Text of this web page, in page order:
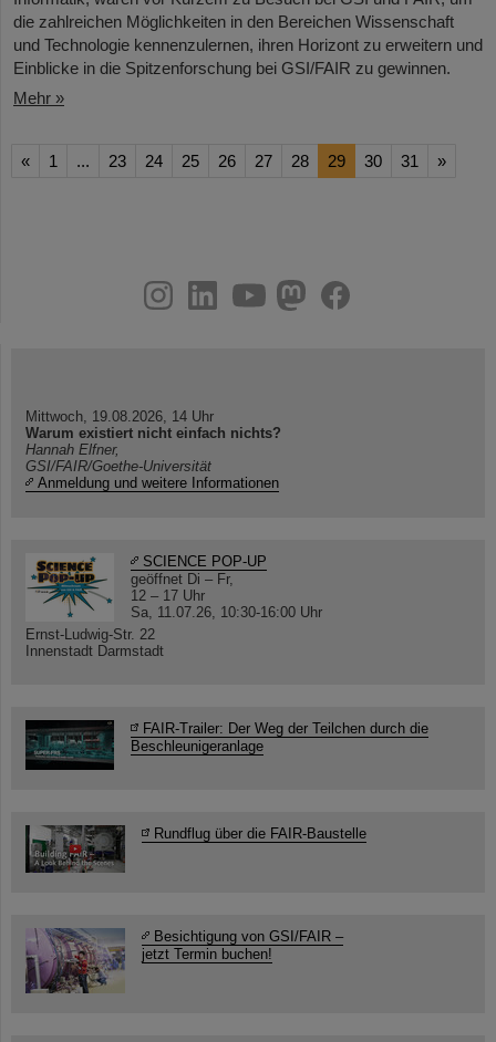
die zahlreichen Möglichkeiten in den Bereichen Wissenschaft
und Technologie kennenzulernen, ihren Horizont zu erweitern und
Einblicke in die Spitzenforschung bei GSI/FAIR zu gewinnen.
Mehr »
« 1 ... 23 24 25 26 27 28 29 30 31 »
youtube
helmholtz.social
facebook
Mittwoch, 19.08.2026, 14 Uhr
Warum existiert nicht einfach nichts?
Hannah Elfner,
GSI/FAIR/Goethe-Universität
Anmeldung und weitere Informationen
SCIENCE POP-UP
geöffnet Di – Fr,
12 – 17 Uhr
Sa, 11.07.26, 10:30-16:00 Uhr
Ernst-Ludwig-Str. 22
Innenstadt Darmstadt
FAIR-Trailer: Der Weg der Teilchen durch die
Beschleunigeranlage
Rundflug über die FAIR-Baustelle
Besichtigung von GSI/FAIR –
jetzt Termin buchen!